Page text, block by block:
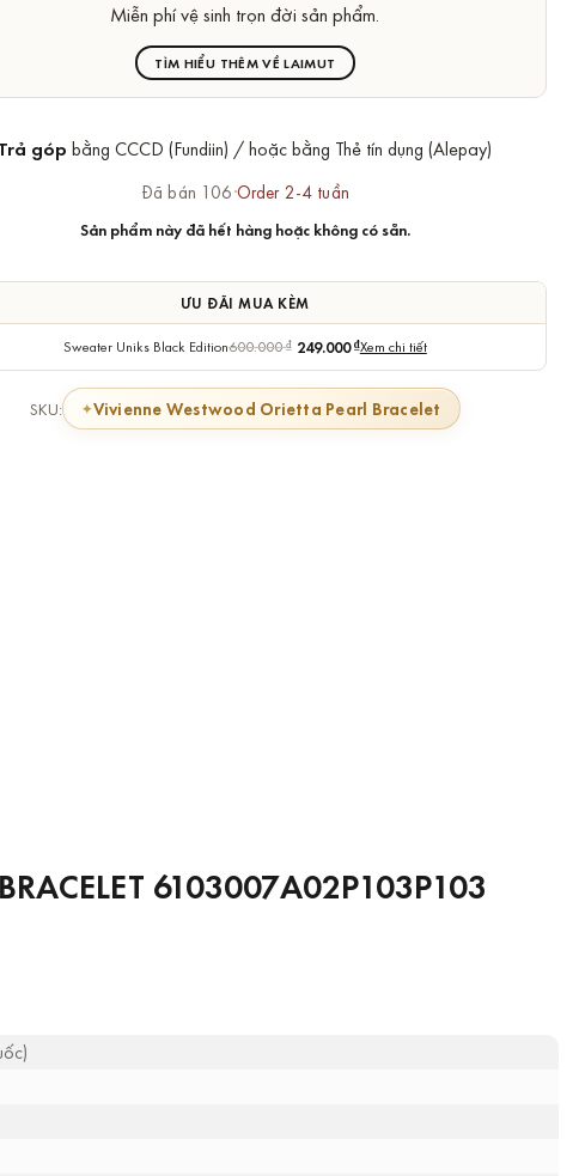
Miễn phí vệ sinh trọn đời sản phẩm.
TÌM HIỂU THÊM VỀ LAIMUT
Trả góp bằng CCCD (Fundiin) / hoặc bằng Thẻ tín dụng (Alepay)
Đã bán 106·Order 2-4 tuần
Sản phẩm này đã hết hàng hoặc không có sẵn.
ƯU ĐÃI MUA KÈM
Sweater Uniks Black Edition600.000₫ 249.000₫Xem chi tiết
SKU: Vivienne Westwood Orietta Pearl Bracelet
6103007A02P103P103